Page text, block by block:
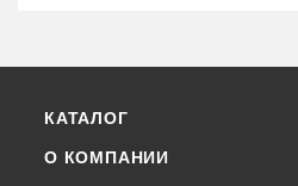
КАТАЛОГ
О КОМПАНИИ